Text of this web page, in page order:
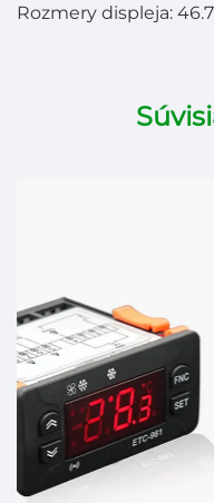
Rozmery displeja: